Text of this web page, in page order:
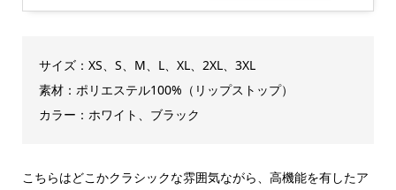
サイズ：XS、S、M、L、XL、2XL、3XL
素材：ポリエステル100%（リップストップ）
カラー：ホワイト、ブラック
こちらはどこかクラシックな雰囲気ながら、高機能を有したア